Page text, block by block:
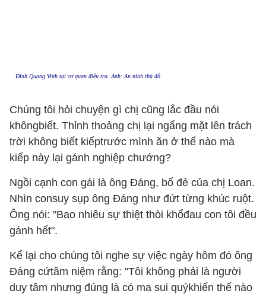
Đinh Quang Vinh tại cơ quan điều tra. Ảnh: An ninh thủ đô
Chúng tôi hỏi chuyện gì chị cũng lắc đầu nói
khôngbiết. Thỉnh thoảng chị lại ngẩng mặt lên trách
trời không biết kiếptrước mình ăn ở thế nào mà
kiếp này lại gánh nghiệp chướng?
Ngồi cạnh con gái là ông Đáng, bố đẻ của chị Loan.
Nhìn consuy sụp ông Đáng như đứt từng khúc ruột.
Ông nói: "Bao nhiêu sự thiệt thòi khổđau con tôi đều
gánh hết".
Kể lại cho chúng tôi nghe sự việc ngày hôm đó ông
Đáng cứtâm niệm rằng: "Tôi không phải là người
duy tâm nhưng đúng là có ma sui quỷkhiến thế nào